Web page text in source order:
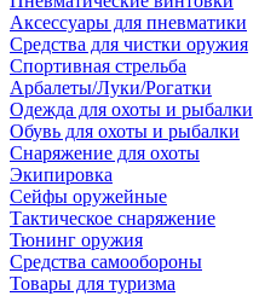
Аксессуары для пневматики
Средства для чистки оружия
Спортивная стрельба
Арбалеты/Луки/Рогатки
Одежда для охоты и рыбалки
Обувь для охоты и рыбалки
Снаряжение для охоты
Экипировка
Сейфы оружейные
Тактическое снаряжение
Тюнинг оружия
Средства самообороны
Товары для туризма